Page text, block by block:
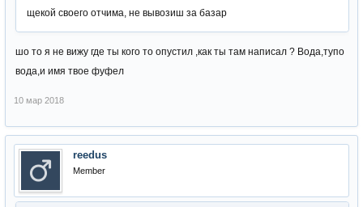
щекой своего отчима, не вывозиш за базар
шо то я не вижу где ты кого то опустил ,как ты там написал ? Вода,тупо
вода,и имя твое фуфел
10 мар 2018
reedus
Member